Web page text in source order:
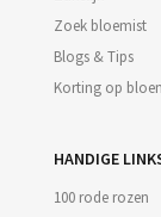
Zoek bloemist
Blogs & Tips
Korting op
HANDIGE
100 rode rozen